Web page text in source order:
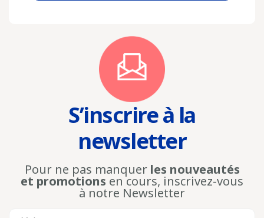
S’inscrire à la
newsletter
Pour ne pas manquer les nouveautés
et promotions en cours, inscrivez-vous
à notre Newsletter